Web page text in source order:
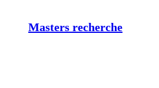
Masters recherche